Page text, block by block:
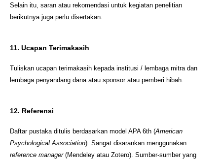
Selain itu, saran atau rekomendasi untuk kegiatan penelitian
berikutnya juga perlu disertakan.
11. Ucapan Terimakasih
Tuliskan ucapan terimakasih kepada institusi / lembaga mitra dan
lembaga penyandang dana atau sponsor atau pemberi hibah.
12. Referensi
Daftar pustaka ditulis berdasarkan model APA 6th (American
Psychological Association). Sangat disarankan menggunakan
reference manager(Mendeley atau Zotero). Sumber-sumber yang